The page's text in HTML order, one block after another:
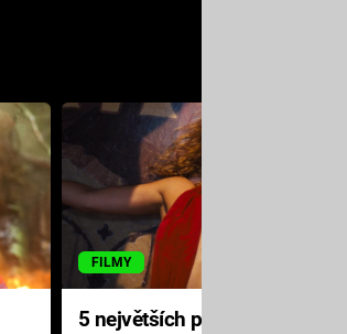
FILMY
5 největších propadáků